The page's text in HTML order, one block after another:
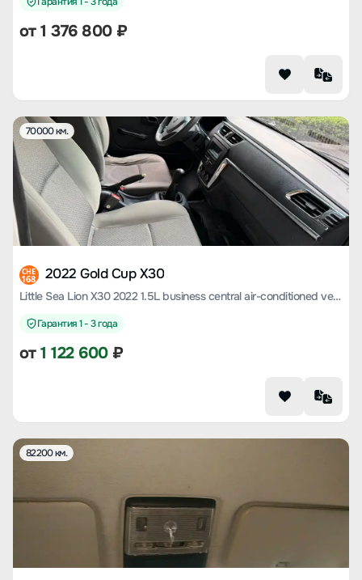
от1 376 800₽
70000 км.
CHE
168 2022 Gold Cup X30
Little Sea Lion X30 2022 1.5L business central air-conditioned version of the passenger car country VI SWC15M
Гарантия 1 - 3 года
от1 122 600₽
82200 км.